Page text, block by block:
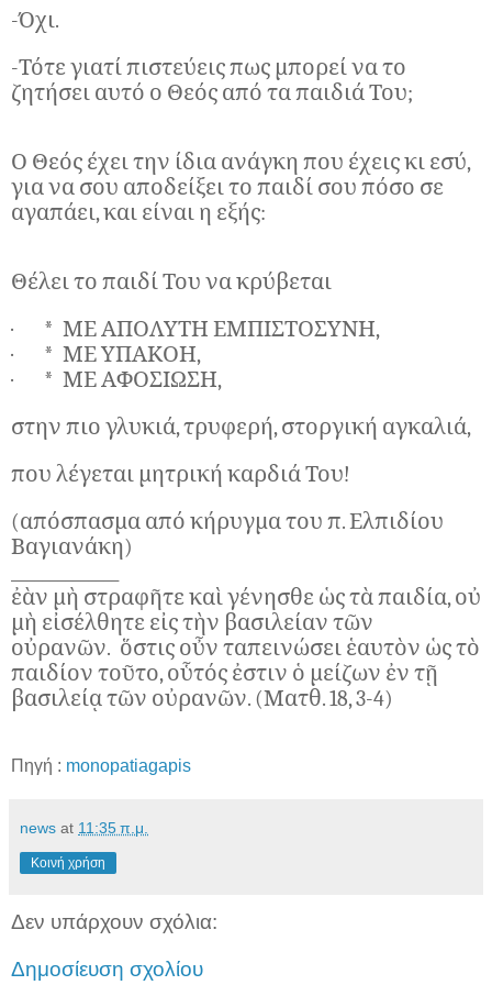
-Όχι.
-Τότε γιατί πιστεύεις πως μπορεί να το
ζητήσει αυτό ο Θεός από τα παιδιά Του;
Ο Θεός έχει την ίδια ανάγκη που έχεις κι εσύ,
για να σου αποδείξει το παιδί σου πόσο σε
αγαπάει, και είναι η εξής:
Θέλει το παιδί Του να κρύβεται
· * ΜΕ ΑΠΟΛΥΤΗ ΕΜΠΙΣΤΟΣΥΝΗ,
· * ΜΕ ΥΠΑΚΟΗ,
· * ΜΕ ΑΦΟΣΙΩΣΗ,
στην πιο γλυκιά, τρυφερή, στοργική αγκαλιά,
που λέγεται μητρική καρδιά Του!
(απόσπασμα από κήρυγμα του π. Ελπιδίου
Βαγιανάκη)
ἐὰν μὴ στραφῆτε καὶ γένησθε ὡς τὰ παιδία, οὐ
μὴ εἰσέλθητε εἰς τὴν βασιλείαν τῶν
οὐρανῶν. ὅστις οὖν ταπεινώσει ἑαυτὸν ὡς τὸ
παιδίον τοῦτο, οὗτός ἐστιν ὁ μείζων ἐν τῇ
βασιλείᾳ τῶν οὐρανῶν. (Ματθ. 18, 3-4)
Πηγή : monopatiagapis
news at 11:35 π.μ.
Κοινή χρήση
Δεν υπάρχουν σχόλια:
Δημοσίευση σχολίου